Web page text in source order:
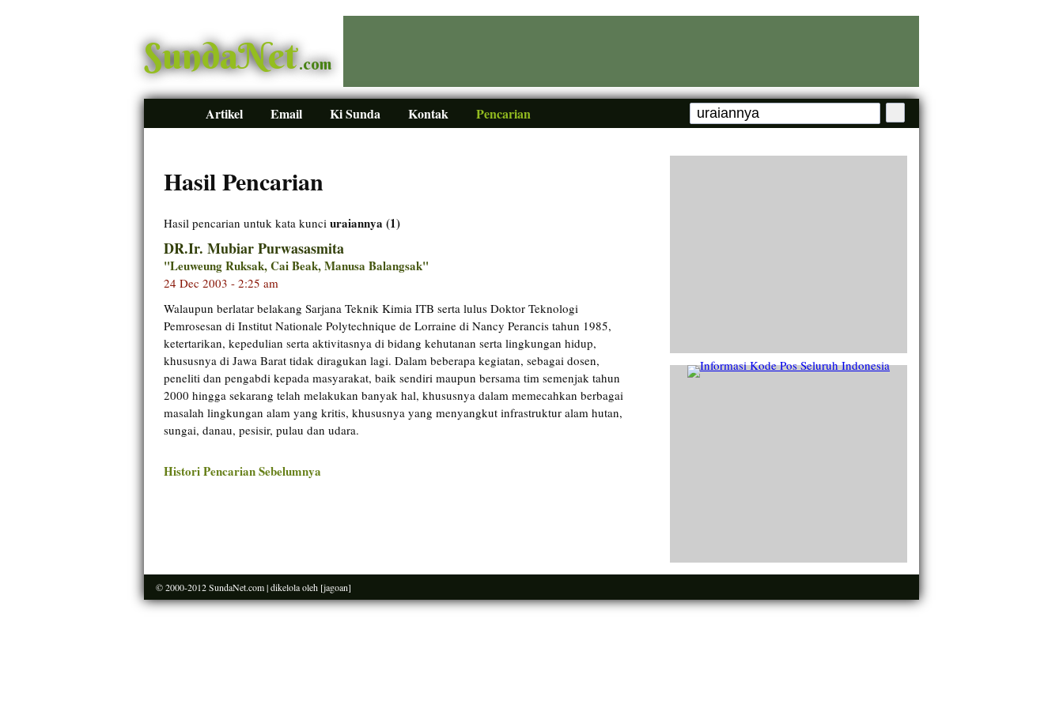
SundaNet.com
Artikel Email Ki Sunda Kontak Pencarian
Hasil Pencarian
Hasil pencarian untuk kata kunci uraiannya (1)
DR.Ir. Mubiar Purwasasmita
"Leuweung Ruksak, Cai Beak, Manusa Balangsak"
24 Dec 2003 - 2:25 am
Walaupun berlatar belakang Sarjana Teknik Kimia ITB serta lulus Doktor Teknologi
Pemrosesan di Institut Nationale Polytechnique de Lorraine di Nancy Perancis tahun 1985,
ketertarikan, kepedulian serta aktivitasnya di bidang kehutanan serta lingkungan hidup,
khususnya di Jawa Barat tidak diragukan lagi. Dalam beberapa kegiatan, sebagai dosen,
peneliti dan pengabdi kepada masyarakat, baik sendiri maupun bersama tim semenjak tahun
2000 hingga sekarang telah melakukan banyak hal, khususnya dalam memecahkan berbagai
masalah lingkungan alam yang kritis, khususnya yang menyangkut infrastruktur alam hutan,
sungai, danau, pesisir, pulau dan udara.
Histori Pencarian Sebelumnya
© 2000-2012SundaNet.com| dikelola oleh [jagoan]